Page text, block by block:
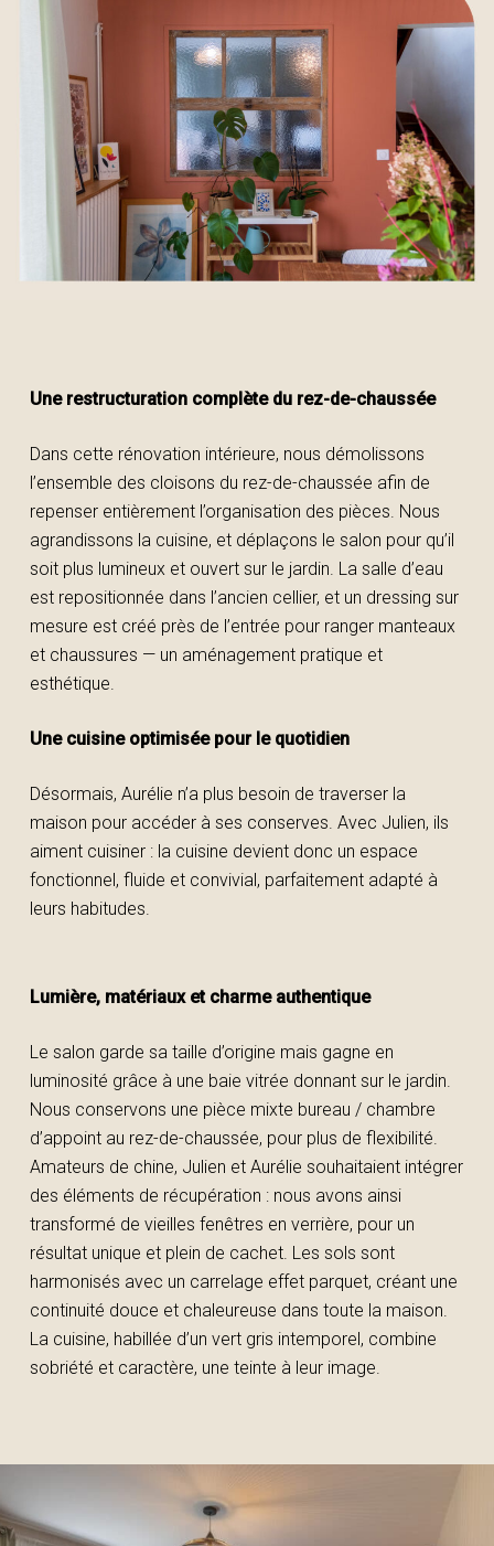
Une restructuration complète du rez-de-chaussée
Dans cette rénovation intérieure, nous démolissons
l’ensemble des cloisons du rez-de-chaussée afin de
repenser entièrement l’organisation des pièces. Nous
agrandissons la cuisine, et déplaçons le salon pour qu’il
soit plus lumineux et ouvert sur le jardin. La salle d’eau
est repositionnée dans l’ancien cellier, et un dressing sur
mesure est créé près de l’entrée pour ranger manteaux
et chaussures — un aménagement pratique et
esthétique.
Une cuisine optimisée pour le quotidien
Désormais, Aurélie n’a plus besoin de traverser la
maison pour accéder à ses conserves. Avec Julien, ils
aiment cuisiner : la cuisine devient donc un espace
fonctionnel, fluide et convivial, parfaitement adapté à
leurs habitudes.
Lumière, matériaux et charme authentique
Le salon garde sa taille d’origine mais gagne en
luminosité grâce à une baie vitrée donnant sur le jardin.
Nous conservons une pièce mixte bureau / chambre
d’appoint au rez-de-chaussée, pour plus de flexibilité.
Amateurs de chine, Julien et Aurélie souhaitaient intégrer
des éléments de récupération : nous avons ainsi
transformé de vieilles fenêtres en verrière, pour un
résultat unique et plein de cachet. Les sols sont
harmonisés avec un carrelage effet parquet, créant une
continuité douce et chaleureuse dans toute la maison.
La cuisine, habillée d’un vert gris intemporel, combine
sobriété et caractère, une teinte à leur image.